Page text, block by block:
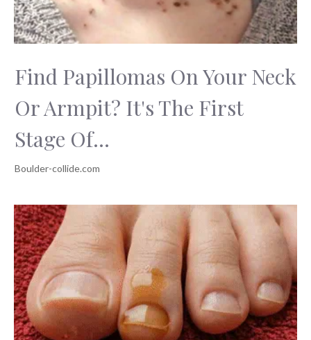
Find Papillomas On Your Neck
Or Armpit? It's The First
Stage Of...